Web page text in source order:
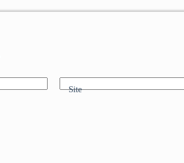
Site